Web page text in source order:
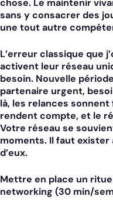
chose. Le maintenir
sans y consacrer des
une tout autre
L’erreur classique que
activent leur réseau
besoin. Nouvelle
partenaire urgent,
là, les relances sonnent
rendent compte, et le
Votre réseau se
moments. Il faut exister
d’eux.
Mettre en place un
networking (30 min/